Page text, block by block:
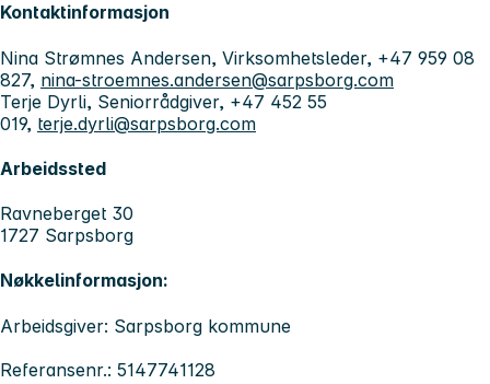
Kontaktinformasjon
Nina Strømnes Andersen, Virksomhetsleder, +47 959 08
827, nina-stroemnes.andersen@sarpsborg.com
Terje Dyrli, Seniorrådgiver, +47 452 55
019, terje.dyrli@sarpsborg.com
Arbeidssted
Ravneberget 30
1727 Sarpsborg
Nøkkelinformasjon:
Arbeidsgiver: Sarpsborg kommune
Referansenr.: 5147741128